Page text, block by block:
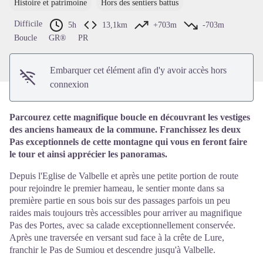
Voir l'image en plein écran
Histoire et patrimoine Hors des sentiers battus
Difficile 5h 13,1km +703m
-703m
Boucle
GR® PR
Embarquer cet élément afin d'y avoir accès hors
connexion
Parcourez cette magnifique boucle en découvrant les vestiges
des anciens hameaux de la commune. Franchissez les deux
Pas exceptionnels de cette montagne qui vous en feront faire
le tour et ainsi apprécier les panoramas.
Depuis l'Eglise de Valbelle et après une petite portion de route
pour rejoindre le premier hameau, le sentier monte dans sa
première partie en sous bois sur des passages parfois un peu
raides mais toujours très accessibles pour arriver au magnifique
Pas des Portes, avec sa calade exceptionnellement conservée.
Après une traversée en versant sud face à la crête de Lure,
franchir le Pas de Sumiou et descendre jusqu'à Valbelle.